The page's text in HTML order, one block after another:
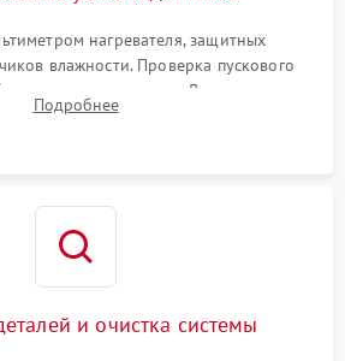
нагревателя, защитных
влажности. Проверка пускового
мотора и помпы. Для машин с
диагностика работы компрессора и
Подробнее
и очистка системы